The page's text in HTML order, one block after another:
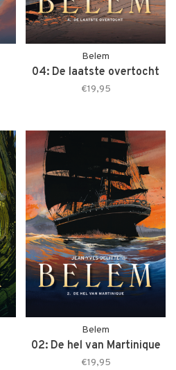
Belem
04: De laatste overtocht
€19,95
Belem
02: De hel van Martinique
€19,95